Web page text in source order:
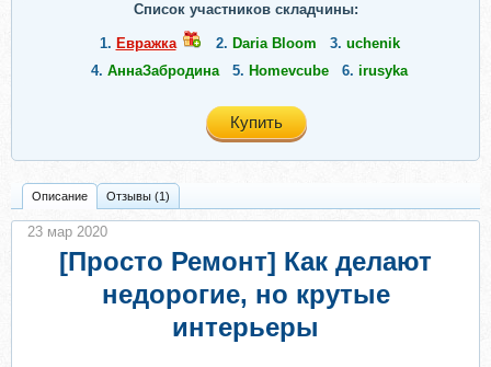
Список участников складчины:
1. Евражкa 2. Daria Bloom 3. uchenik
4. АннаЗабродина 5. Homevcube 6. irusyka
Купить
Описание Отзывы (1)
[Просто Ремонт] Как делают
недорогие, но крутые
интерьеры
23 мар 2020